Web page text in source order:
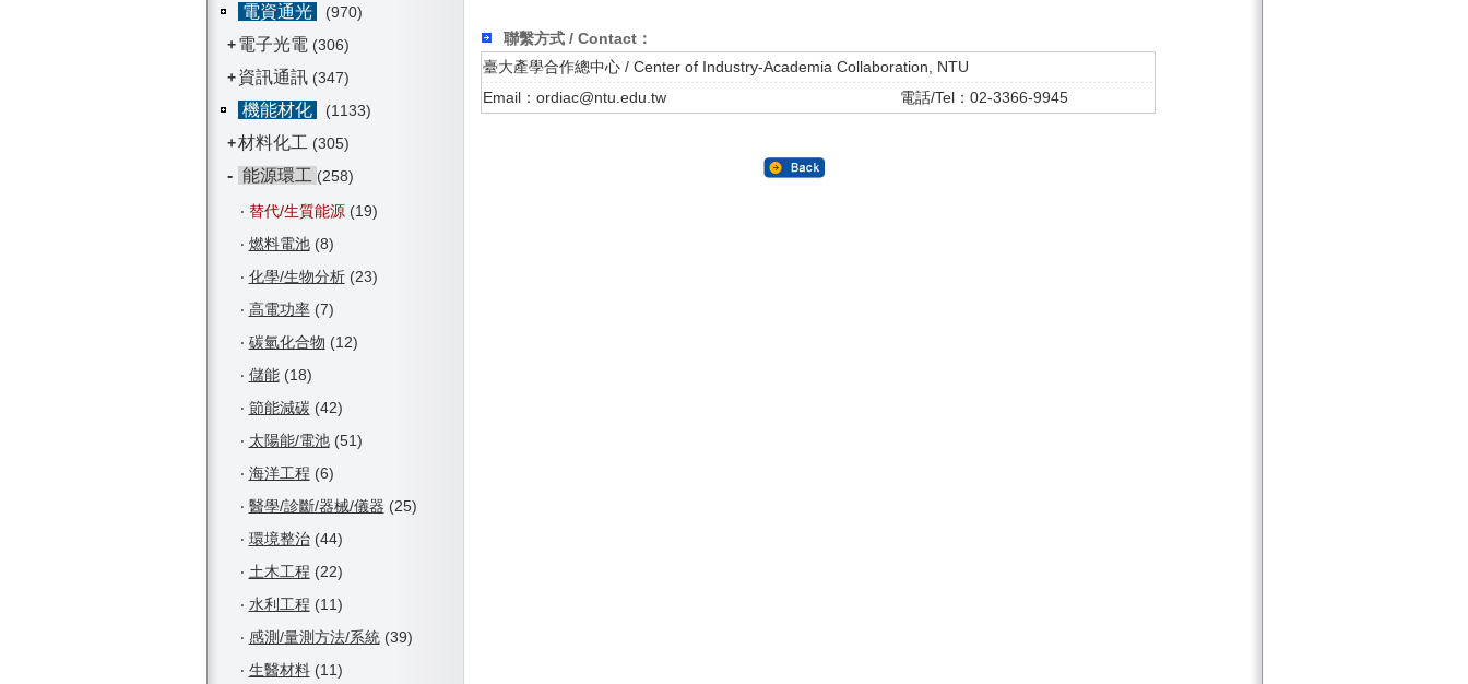
電資通光
(970)
+ 電子光電 (306)
+ 資訊通訊(347)
機能材化
(1133)
+材料化工 (305)
- 能源環工 (258)
‧ 替代/生質能源(19)
‧ 燃料電池(8)
‧ 化學/生物分析(23)
‧ 高電功率(7)
‧ 碳氫化合物 (12)
‧ 儲能(18)
‧ 節能減碳 (42)
‧ 太陽能/電池(51)
‧ 海洋工程 (6)
‧ 醫學/診斷/器械/儀器 (25)
‧ 環境整治(44)
‧ 土木工程 (22)
‧ 水利工程 (11)
‧ 感測/量測方法/系統(39)
‧ 生醫材料(11)
聯繫方式 / Contact：
臺大產學合作總中心 / Center of Industry-Academia Collaboration, NTU
Email：ordiac@ntu.edu.tw
電話/Tel：02-3366-9945